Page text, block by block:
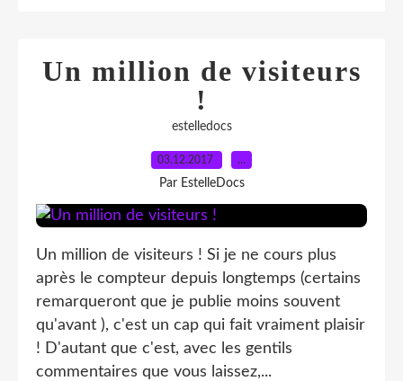
Un million de visiteurs
!
estelledocs
03.12.2017 …
Par EstelleDocs
Un million de visiteurs ! Si je ne cours plus
après le compteur depuis longtemps (certains
remarqueront que je publie moins souvent
qu'avant ), c'est un cap qui fait vraiment plaisir
! D'autant que c'est, avec les gentils
commentaires que vous laissez,...